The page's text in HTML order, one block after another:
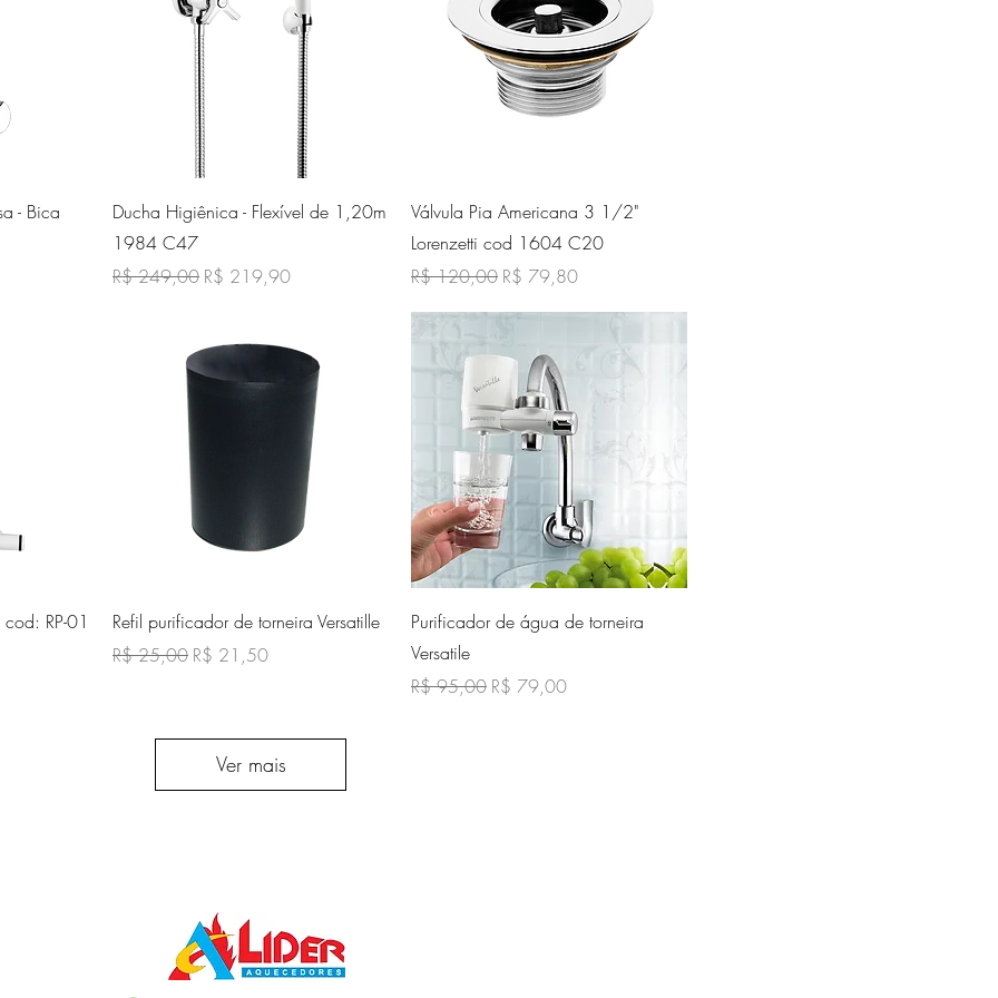
- Bica
Visualização rápida
Ducha Higiênica - Flexível de 1,20m
1984 C47
Preço normal
R$ 249,00 Preço promocional
R$ 219,90
Visualização rápida
Válvula Pia Americana 3 1/2"
Lorenzetti cod 1604 C20
Preço normal
R$ 120,00 Preço promocional
R$ 79,80
RP-01
Visualização rápida
Refil purificador de torneira Versatille
Preço normal
R$ 25,00 Preço promocional
R$ 21,50
Visualização rápida
Purificador de água de torneira
Versatile
Preço normal
R$ 95,00 Preço promocional
R$ 79,00
Ver mais